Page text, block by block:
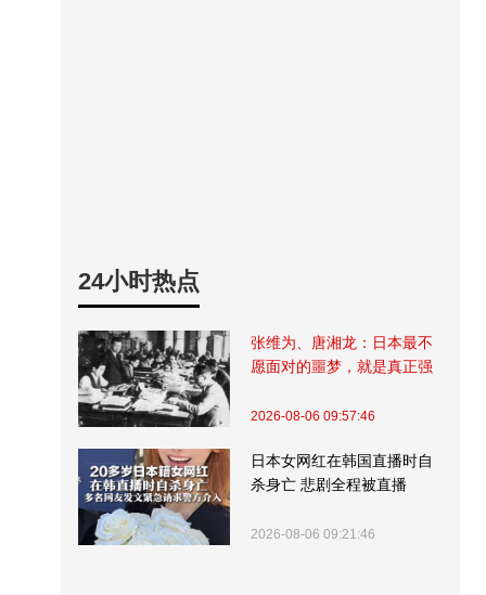
24小时热点
张维为、唐湘龙：日本最不
愿面对的噩梦，就是真正强
2026-08-06 09:57:46
日本女网红在韩国直播时自
杀身亡 悲剧全程被直播
2026-08-06 09:21:46